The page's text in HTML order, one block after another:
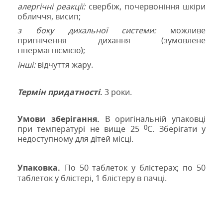
алергічні реакції:свербіж, почервоніння шкіри
обличчя, висип;
з боку дихальної системи:можливе
пригнічення дихання (зумовлене
гіпермагніємією);
інші:відчуття жару.
Термін придатності. 3 роки.
Умови зберігання. В оригінальній упаковці
при температурі не вище 250С. Зберігати у
недоступному для дітей місці.
Упаковка. По 50 таблеток у блістерах; по 50
таблеток у блістері, 1 блістеру в пачці.